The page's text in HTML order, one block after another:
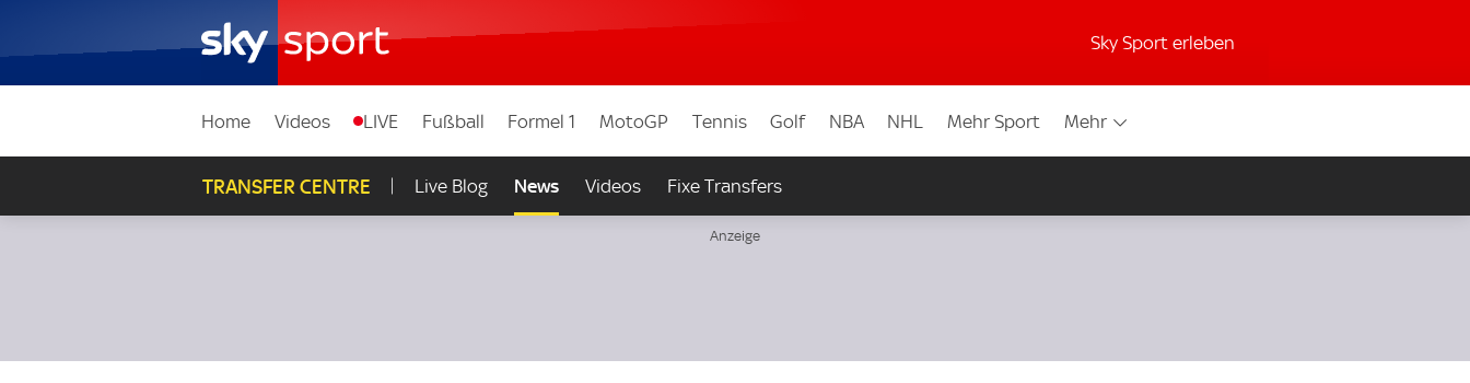
Sky Sport erleben
Home Videos LIVE Fußball Formel 1 MotoGP Tennis Golf NBA NHL Mehr Sport Mehr
TRANSFER CENTRE Live Blog News Videos Fixe Transfers